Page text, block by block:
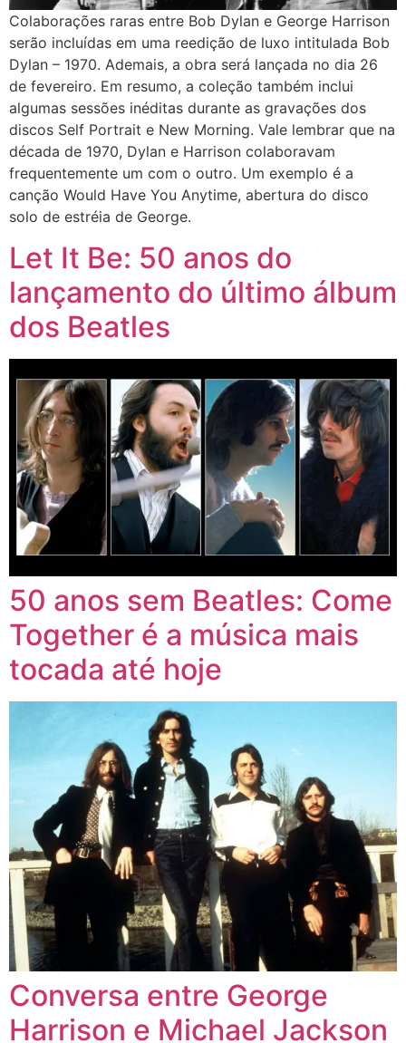
Colaborações raras entre Bob Dylan e George Harrison
serão incluídas em uma reedição de luxo intitulada Bob
Dylan – 1970. Ademais, a obra será lançada no dia 26
de fevereiro. Em resumo, a coleção também inclui
algumas sessões inéditas durante as gravações dos
discos Self Portrait e New Morning. Vale lembrar que na
década de 1970, Dylan e Harrison colaboravam
frequentemente um com o outro. Um exemplo é a
canção Would Have You Anytime, abertura do disco
solo de estréia de George.
Let It Be: 50 anos do
lançamento do último álbum
dos Beatles
50 anos sem Beatles: Come
Together é a música mais
tocada até hoje
Conversa entre George
Harrison e Michael Jackson